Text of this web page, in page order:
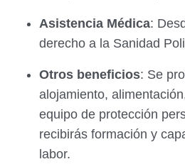
Asistencia Médica:
derecho a la Sanidad
Otros beneficios: Se
alojamiento,
equipo de protección
recibirás formación y
labor.